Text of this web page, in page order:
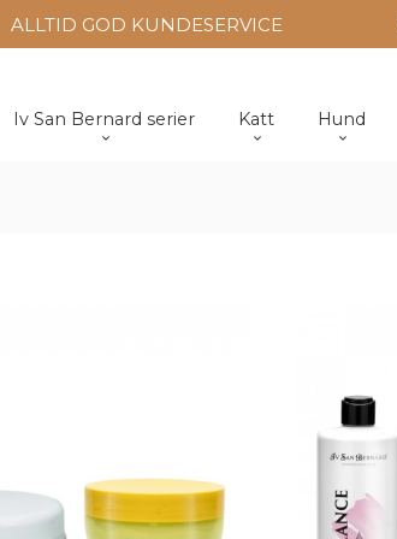
ALLTID GOD KUNDESERVICE
Iv San Bernard serier Katt Hund